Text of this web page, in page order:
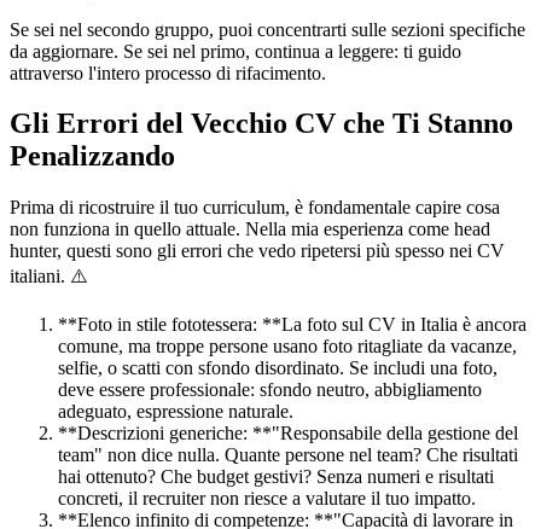
Se sei nel secondo gruppo, puoi concentrarti sulle sezioni specifiche
da aggiornare. Se sei nel primo, continua a leggere: ti guido
attraverso l'intero processo di rifacimento.
Gli Errori del Vecchio CV che Ti Stanno
Penalizzando
Prima di ricostruire il tuo curriculum, è fondamentale capire cosa
non funziona in quello attuale. Nella mia esperienza come head
hunter, questi sono gli errori che vedo ripetersi più spesso nei CV
italiani. ⚠️
**Foto in stile fototessera: **La foto sul CV in Italia è ancora
comune, ma troppe persone usano foto ritagliate da vacanze,
selfie, o scatti con sfondo disordinato. Se includi una foto,
deve essere professionale: sfondo neutro, abbigliamento
adeguato, espressione naturale.
**Descrizioni generiche: **"Responsabile della gestione del
team" non dice nulla. Quante persone nel team? Che risultati
hai ottenuto? Che budget gestivi? Senza numeri e risultati
concreti, il recruiter non riesce a valutare il tuo impatto.
**Elenco infinito di competenze: **"Capacità di lavorare in